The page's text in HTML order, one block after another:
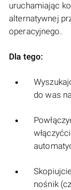
uruchamiając
alternatywnej
operacyjnego.
Dla tego:
do was
nośnik